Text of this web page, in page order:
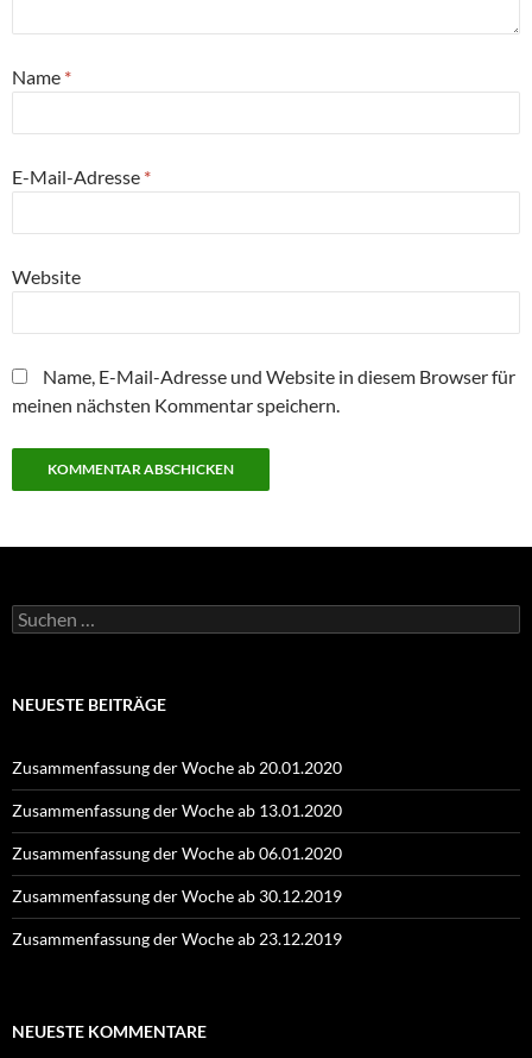
Name *
E-Mail-Adresse *
Website
Name, E-Mail-Adresse und Website in diesem Browser für
meinen nächsten Kommentar speichern.
Suchen
nach:
NEUESTE BEITRÄGE
Zusammenfassung der Woche ab 20.01.2020
Zusammenfassung der Woche ab 13.01.2020
Zusammenfassung der Woche ab 06.01.2020
Zusammenfassung der Woche ab 30.12.2019
Zusammenfassung der Woche ab 23.12.2019
NEUESTE KOMMENTARE